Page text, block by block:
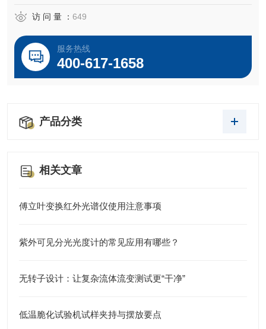
访 问 量 ： 649
服务热线
400-617-1658
产品分类
相关文章
傅立叶变换红外光谱仪使用注意事项
紫外可见分光光度计的常见应用有哪些？
无转子设计：让复杂流体流变测试更“干净”
低温脆化试验机试样夹持与摆放要点